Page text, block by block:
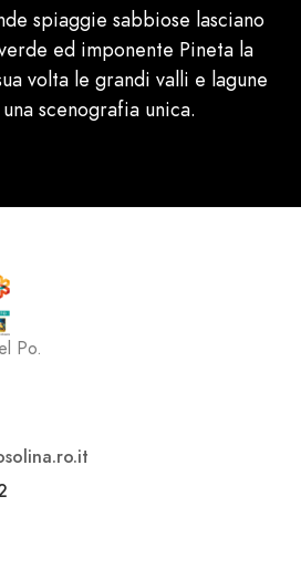
spiaggie sabbiose lasciano
ed imponente Pineta la
volta le grandi valli e lagune
scenografia unica.
Po.